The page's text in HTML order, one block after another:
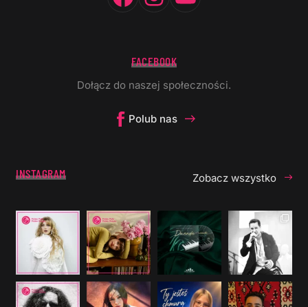
FACEBOOK
Dołącz do naszej społeczności.
Polub nas
INSTAGRAM Zobacz wszystko